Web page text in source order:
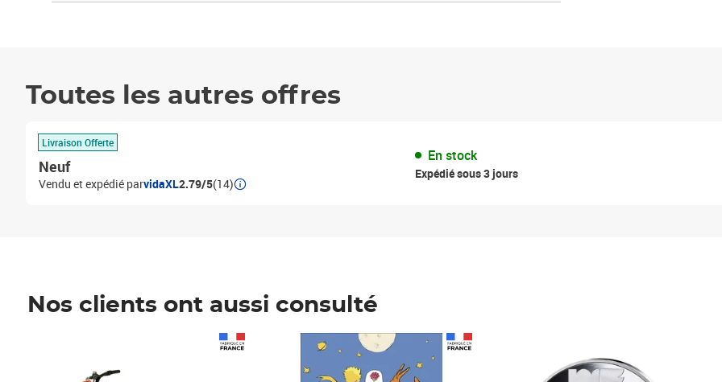
Toutes les autres offres
Livraison Offerte
Neuf
Vendu et expédié parvidaXL2.79/5(14)
En stock
Expédié sous 3 jours
Nos clients ont aussi consulté
Prix 7,50€